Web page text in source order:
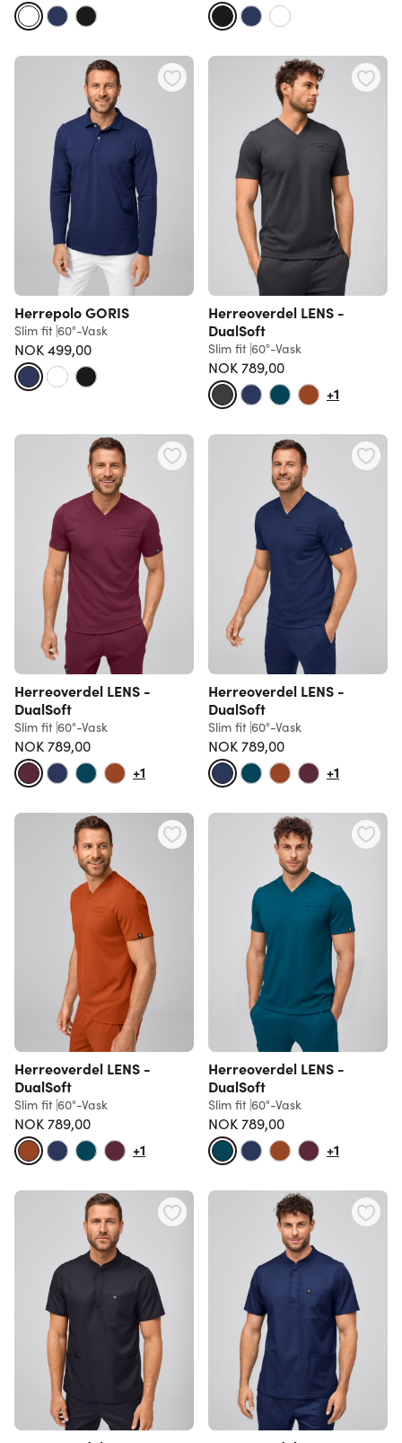
Herrepolo GORIS
Slim fit 60°-Vask
NOK 499,00
Herreoverdel LENS -
DualSoft
Slim fit 60°-Vask
NOK 789,00
+1
Herreoverdel LENS -
DualSoft
Slim fit 60°-Vask
NOK 789,00
+1
Herreoverdel LENS -
DualSoft
Slim fit 60°-Vask
NOK 789,00
+1
Herreoverdel LENS -
DualSoft
Slim fit 60°-Vask
NOK 789,00
+1
Herreoverdel LENS -
DualSoft
Slim fit 60°-Vask
NOK 789,00
+1